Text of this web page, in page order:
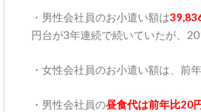
・男性会社員のお小遣い額は
円台が3年連続で続いていたが、
・女性会社員のお小遣い額は、前
・男性会社員の昼食代は前年比20